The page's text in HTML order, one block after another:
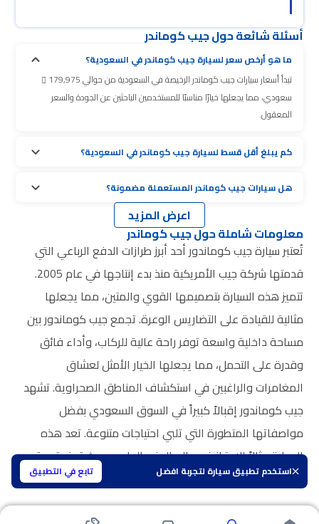
استخدم تطبيق سيارة لتجربة افضل تابع في التطبيق
أسئلة شائعة حول جيب كوماندر
ما هو أرخص سعر لسيارة جيب كوماندر في السعودية؟
تبدأ أسعار سيارات جيب كوماندر الرخيصة في السعودية من حوالي 179,975
سعودي، مما يجعلها خيارًا مناسبًا للمستخدمين الباحثين عن الجودة والسعر
المعقول.
كم يبلغ أقل قسط لسيارة جيب كوماندر في السعودية؟
هل سيارات جيب كوماندر المستعملة مضمونة؟
اعرض المزيد
معلومات شاملة حول جيب كوماندر
تُعتبر سيارة جيب كوماندور أحد أبرز طرازات الدفع الرباعي التي
قدمتها شركة جيب الأمريكية منذ بدء إنتاجها في عام 2005.
تتميز هذه السيارة بتصميمها القوي والمتين، مما يجعلها
مثالية للقيادة على التضاريس الوعرة. تجمع جيب كوماندور بين
مساحة داخلية واسعة توفر راحة عالية للركاب، وأداء فائق
وقدرة على التحمل، مما يجعلها الخيار الأمثل لعشاق
المغامرات والراغبين في استكشاف المناطق الصحراوية. تشهد
جيب كوماندور إقبالاً كبيراً في السوق السعودي بفضل
مواصفاتها المتطورة التي تلبي احتياجات متنوعة. تعد هذه
السيارة مثالاً للامتياز في عالم الدفع الرباعي، حيث توفر تجربة
قيادة فريدة وموثوقة لكل من يرغب في التحديات والمغامرات.